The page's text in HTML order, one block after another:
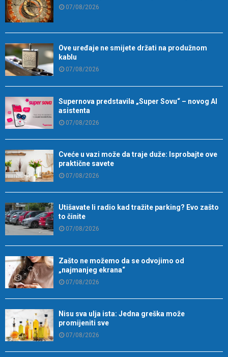
07/08/2026
Ove uređaje ne smijete držati na produžnom
kablu
07/08/2026
Supernova predstavila „Super Sovu“ – novog AI
asistenta
07/08/2026
Cveće u vazi može da traje duže: Isprobajte ove
praktične savete
07/08/2026
Utišavate li radio kad tražite parking? Evo zašto
to činite
07/08/2026
Zašto ne možemo da se odvojimo od
„najmanjeg ekrana“
07/08/2026
Nisu sva ulja ista: Jedna greška može
promijeniti sve
07/08/2026